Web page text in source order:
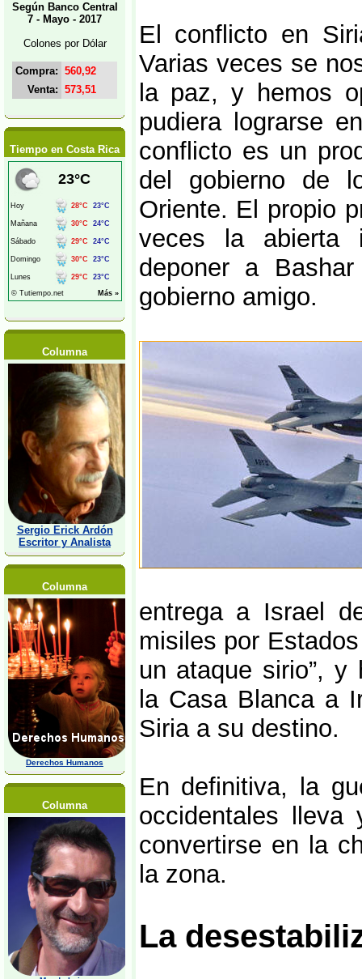
Según Banco Central
7 - Mayo - 2017
Colones por Dólar
Compra: 560,92
Venta: 573,51
Tiempo en Costa Rica
Columna
Sergio Erick Ardón
Escritor y Analista
Columna
Derechos Humanos
Columna
El conflicto en
Varias veces se
la paz, y hemos
pudiera lograrse
conflicto es un
del gobierno de
Oriente. El propio
veces la abierta
deponer a
gobierno amigo.
entrega a Israel
misiles por
un ataque sirio”, y
la Casa Blanca a
Siria a su destino.
En definitiva, la
occidentales lleva
convertirse en la
la zona.
La